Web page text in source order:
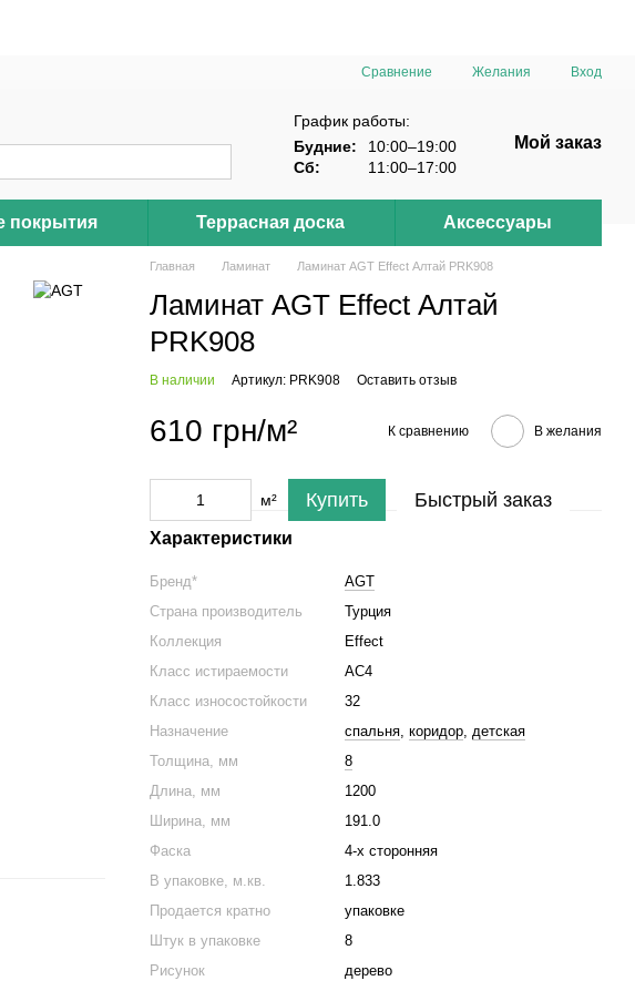
Сравнение Желания Вход
График работы:
Будние:
10:00–19:00
Сб:
11:00–17:00
Мой заказ
покрытия Террасная доска Аксессуары
Главная Ламинат Ламинат AGT Effect Алтай PRK908
Ламинат AGT Effect Алтай
PRK908
В наличии Артикул: PRK908 Оставить отзыв
610 грн/м² К сравнению В желания
м² Купить Быстрый заказ
Характеристики
Бренд*
AGT
Страна производитель
Турция
Коллекция
Effect
Класс истираемости
АС4
Класс износостойкости
32
Назначение
спальня, коридор, детская
Толщина, мм
8
Длина, мм
1200
Ширина, мм
191.0
Фаска
4-х сторонняя
В упаковке, м.кв.
1.833
Продается кратно
упаковке
Штук в упаковке
8
Рисунок
дерево